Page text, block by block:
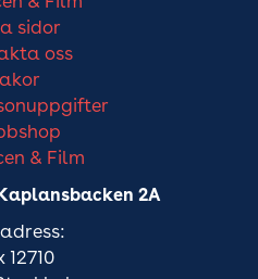
sidor
oss
& Film
2A
12710